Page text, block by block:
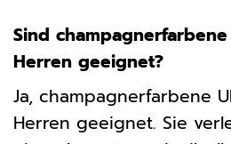
Sind
Herren geeignet?
Ja, champagnerfarbene
Herren geeignet. Sie